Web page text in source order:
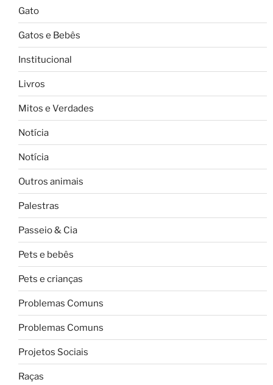
Gato
Gatos e Bebês
Institucional
Livros
Mitos e Verdades
Notícia
Notícia
Outros animais
Palestras
Passeio & Cia
Pets e bebês
Pets e crianças
Problemas Comuns
Problemas Comuns
Projetos Sociais
Raças